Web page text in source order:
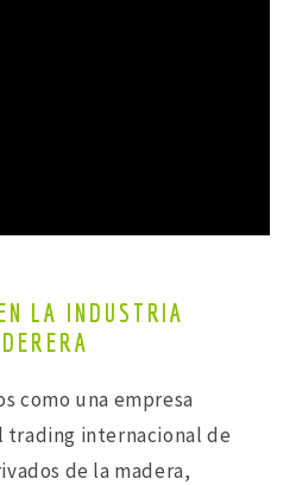
LA INDUSTRIA
como una empresa
trading internacional de
de la madera,